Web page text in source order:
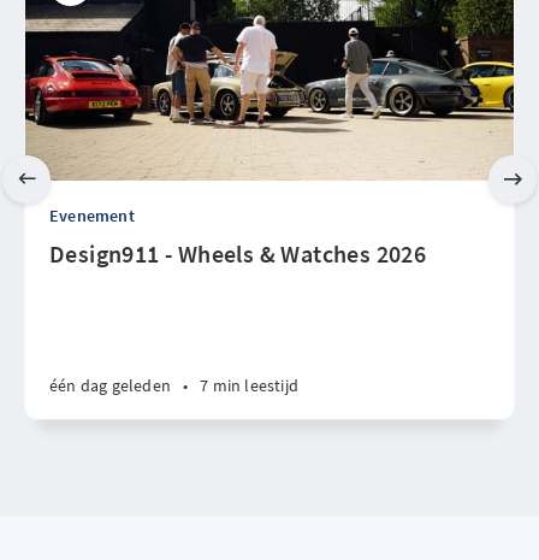
Evenement
Design911 - Wheels & Watches 2026
één dag geleden • 7 min leestijd